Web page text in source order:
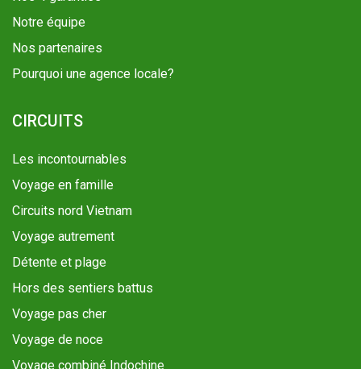
Notre équipe
Nos partenaires
Pourquoi une agence locale?
CIRCUITS
Les incontournables
Voyage en famille
Circuits nord Vietnam
Voyage autrement
Détente et plage
Hors des sentiers battus
Voyage pas cher
Voyage de noce
Voyage combiné Indochine